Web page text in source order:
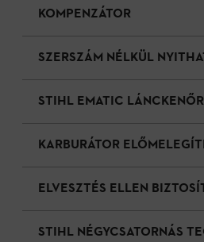
KOMPENZÁTOR
SZERSZÁM NÉLKÜL
STIHL EMATIC
KARBURÁTOR
ELVESZTÉS ELLEN
STIHL NÉGYCSATORNÁS